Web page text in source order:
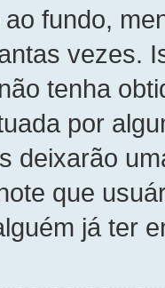
fundo,
vezes.
tenha
por
deixarão
que
já ter